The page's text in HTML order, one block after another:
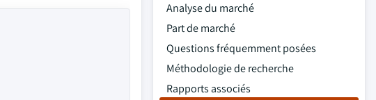
Analyse du marché
Part de marché
Questions fréquemment posées
Méthodologie de recherche
Rapports associés